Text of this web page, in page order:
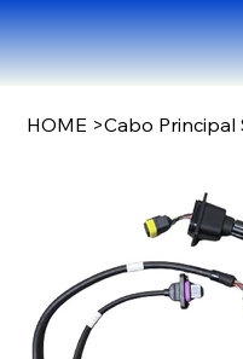
HOME >Cabo Principal